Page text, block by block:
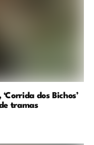
dos Bichos’
tramas